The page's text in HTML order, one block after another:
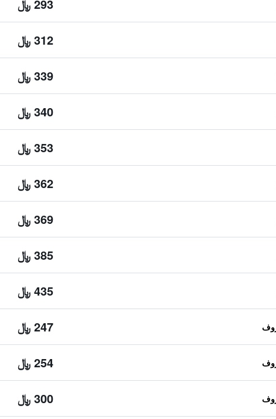
293 ﷼
312 ﷼
339 ﷼
340 ﷼
353 ﷼
362 ﷼
369 ﷼
385 ﷼
435 ﷼
247 ﷼
254 ﷼
300 ﷼